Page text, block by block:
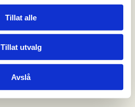
Tillat alle
Tillat utvalg
Avslå